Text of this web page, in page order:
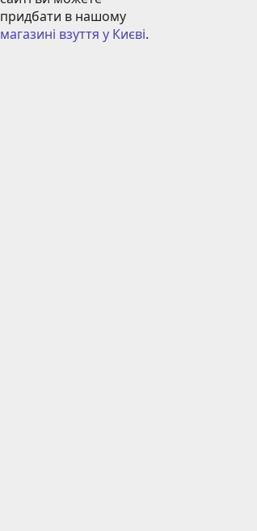
магазині взуття у Києві.